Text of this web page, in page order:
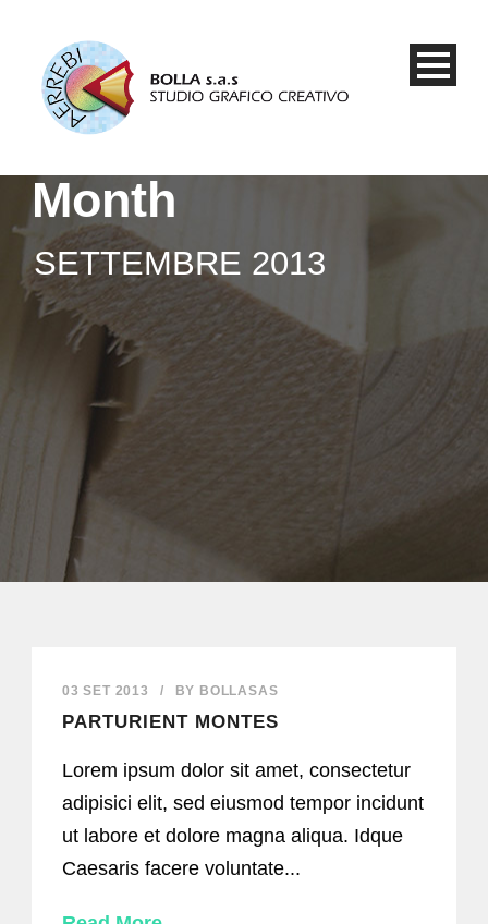
Month
SETTEMBRE 2013
03 SET 2013 / BY BOLLASAS
PARTURIENT MONTES
Lorem ipsum dolor sit amet, consectetur
adipisici elit, sed eiusmod tempor incidunt
ut labore et dolore magna aliqua. Idque
Caesaris facere voluntate...